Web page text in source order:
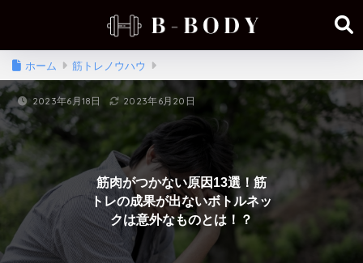
ホーム 筋トレノウハウ
筋肉がつかない原因13選！筋
トレの成果が出ないボトルネッ
クは意外なものとは！？
2023年6月18日 2023年6月20日